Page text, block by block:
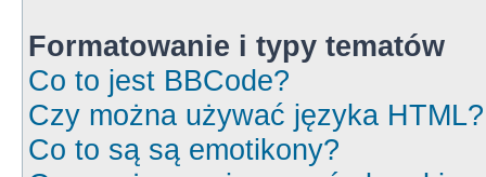
Formatowanie i typy tematów
Co to jest BBCode?
Czy można używać języka HTML?
Co to są są emotikony?